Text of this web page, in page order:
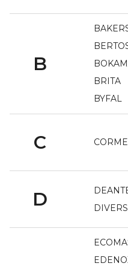
B
BRITA
BYFAL
C
D